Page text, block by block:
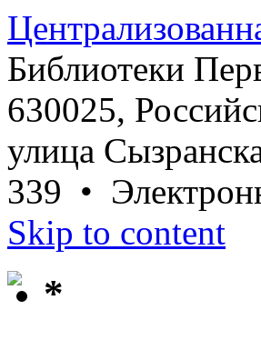
Библиотеки
630025,
улица
339 •
Skip to content
*